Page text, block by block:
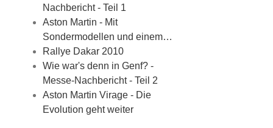
Nachbericht - Teil 1
Aston Martin - Mit
Sondermodellen und einem…
Rallye Dakar 2010
Wie war's denn in Genf? -
Messe-Nachbericht - Teil 2
Aston Martin Virage - Die
Evolution geht weiter